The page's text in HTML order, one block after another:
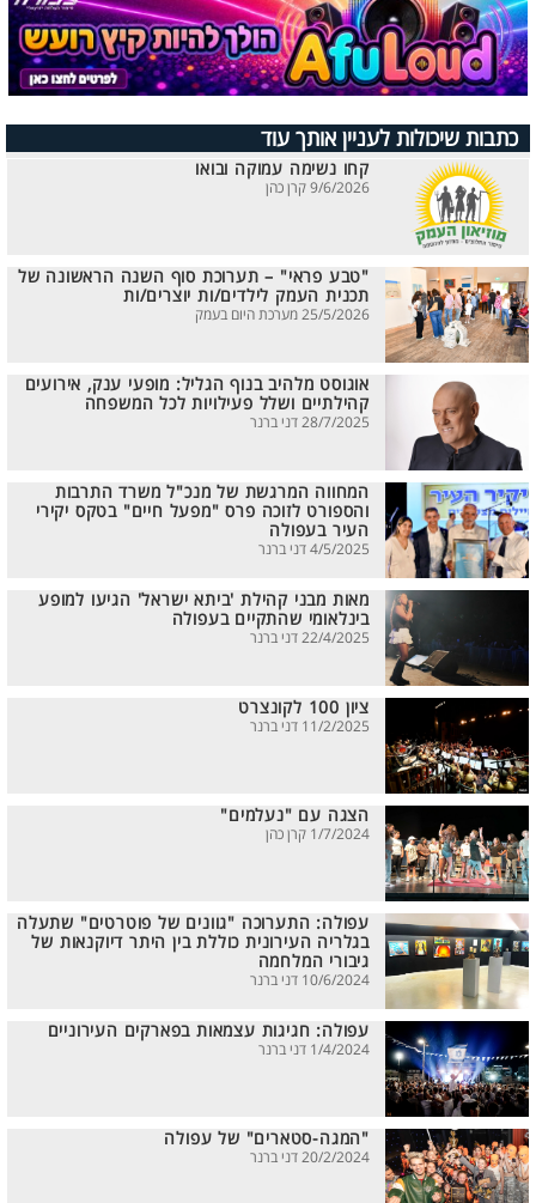
כתבות שיכולות לעניין אותך עוד
קחו נשימה עמוקה ובואו
9/6/2026 קרן כהן
"טבע פראי" – תערוכת סוף השנה הראשונה של
תכנית העמק לילדים/ות יוצרים/ות
25/5/2026 מערכת היום בעמק
אוגוסט מלהיב בנוף הגליל: מופעי ענק, אירועים
קהילתיים ושלל פעילויות לכל המשפחה
28/7/2025 דני ברנר
המחווה המרגשת של מנכ"ל משרד התרבות
והספורט לזוכה פרס "מפעל חיים" בטקס יקירי
העיר בעפולה
4/5/2025 דני ברנר
מאות מבני קהילת 'ביתא ישראל' הגיעו למופע
בינלאומי שהתקיים בעפולה
22/4/2025 דני ברנר
ציון 100 לקונצרט
11/2/2025 דני ברנר
הצגה עם "נעלמים"
1/7/2024 קרן כהן
עפולה: התערוכה "גוונים של פוטרטים" שתעלה
בגלריה העירונית כוללת בין היתר דיוקנאות של
גיבורי המלחמה
10/6/2024 דני ברנר
עפולה: חגיגות עצמאות בפארקים העירוניים
1/4/2024 דני ברנר
"המגה-סטארים" של עפולה
20/2/2024 דני ברנר